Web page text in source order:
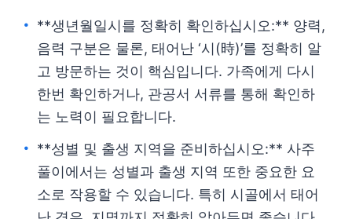
**생년월일시를 정확히 확인하십시오:** 양력,
음력 구분은 물론, 태어난 ‘시(時)’를 정확히 알
고 방문하는 것이 핵심입니다. 가족에게 다시
한번 확인하거나, 관공서 서류를 통해 확인하
는 노력이 필요합니다.
**성별 및 출생 지역을 준비하십시오:** 사주
풀이에서는 성별과 출생 지역 또한 중요한 요
소로 작용할 수 있습니다. 특히 시골에서 태어